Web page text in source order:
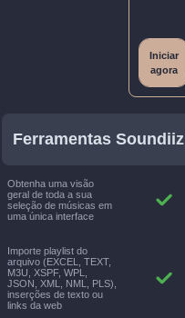
Iniciar
agora
Ferramentas Soundiiz
Obtenha uma visão
geral de toda a sua
seleção de músicas em
uma única interface
Importe playlist do
arquivo (EXCEL, TEXT,
M3U, XSPF, WPL,
JSON, XML, NML, PLS),
inserções de texto ou
links da web